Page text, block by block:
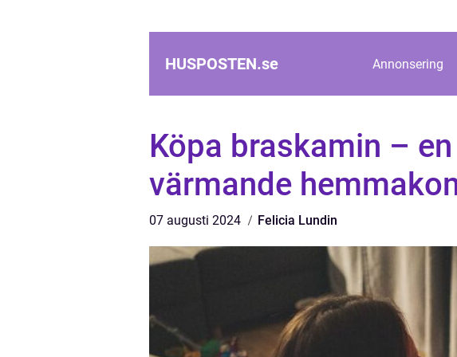
HUSPOSTEN.se Annonsering
Köpa braskamin –
värmande
07 augusti 2024 Felicia Lundin